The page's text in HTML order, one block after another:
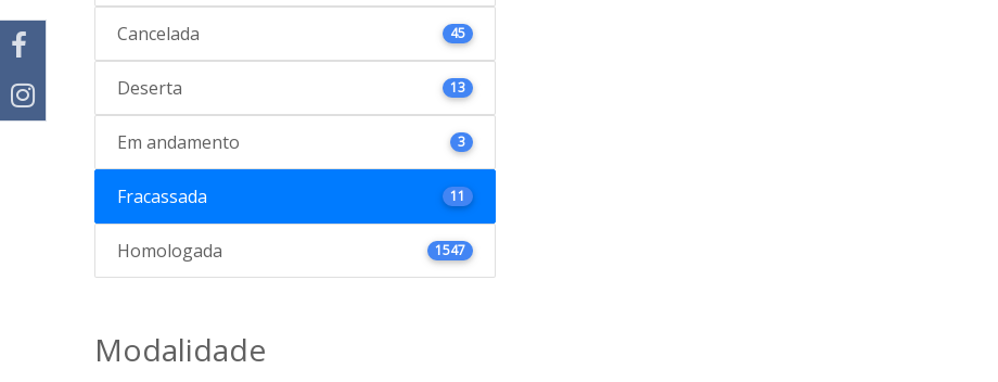
Cancelada 45
Deserta 13
Em andamento 3
Fracassada 11
Homologada 1547
Modalidade